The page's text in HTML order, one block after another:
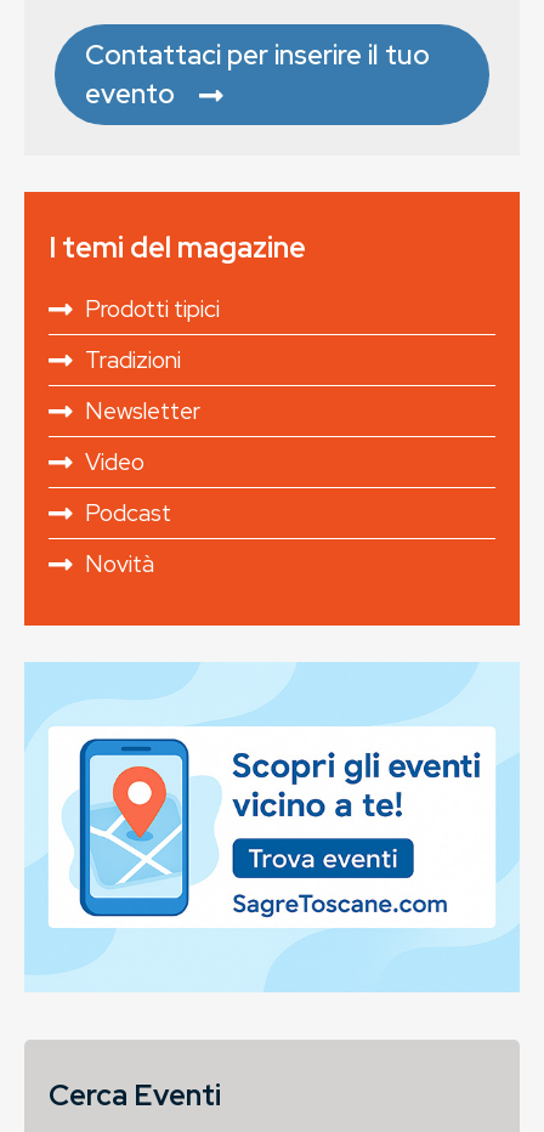
Contattaci per inserire il tuo
evento
I temi del magazine
Prodotti tipici
Tradizioni
Newsletter
Video
Podcast
Novità
Cerca Eventi